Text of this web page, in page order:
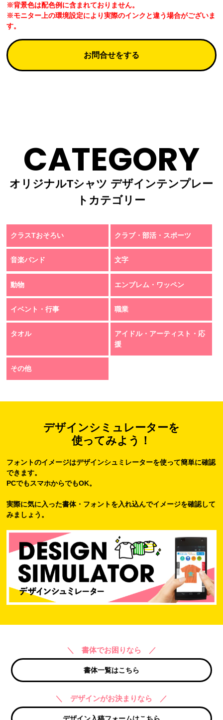
※背景色は配色例に含まれておりません。
※モニター上の環境設定により実際のインクと違う場合がございま
す。
お問合せをする
CATEGORY
オリジナルTシャツ デザインテンプレー
トカテゴリー
クラスTおそろい クラブ・部活・スポーツ
音楽バンド 文字
動物 エンブレム・ワッペン
イベント・行事 職業
タオル
アイドル・アーティスト・応
援
その他
デザインシミュレーターを
使ってみよう！
フォントのイメージはデザインシュミレーターを使って簡単に確認
できます。
PCでもスマホからでもOK。
実際に気に入った書体・フォントを入れ込んでイメージを確認して
みましょう。
＼ 書体でお困りなら ／
書体一覧はこちら
＼ デザインがお決まりなら ／
デザイン入稿フォームはこちら